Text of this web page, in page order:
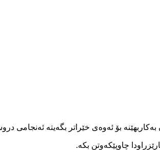
بۆ ئەوەی خێراتر بگەیتە ئەنجامی
چاوپێکەوتن بکە.